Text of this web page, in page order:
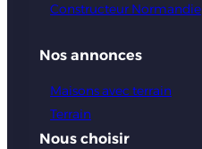
Constructeur Normandie
Nos annonces
Maisons avec terrain
Terrain
Nous choisir